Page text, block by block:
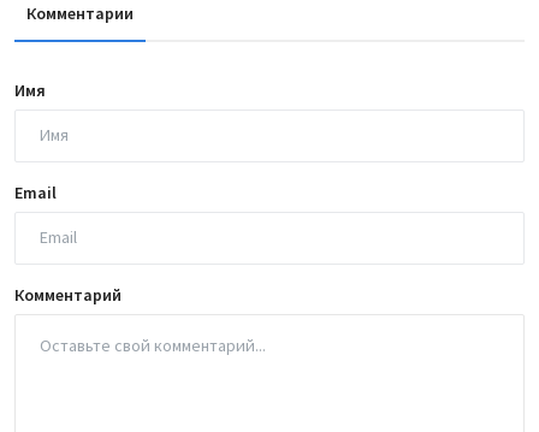
Комментарии
Имя
Email
Комментарий